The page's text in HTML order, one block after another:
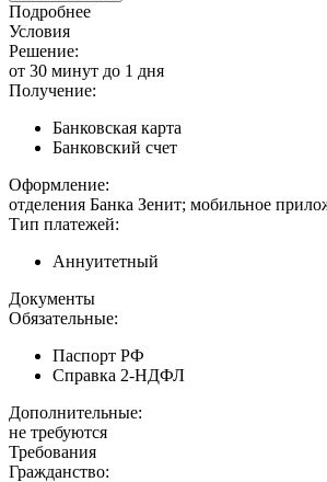
Подробнее
Условия
Решение:
от 30 минут до 1 дня
Получение:
Банковская карта
Банковский счет
Оформление:
отделения Банка Зенит; мобильное
Тип платежей:
Аннуитетный
Документы
Обязательные:
Паспорт РФ
Справка 2-НДФЛ
Дополнительные:
не требуются
Требования
Гражданство: